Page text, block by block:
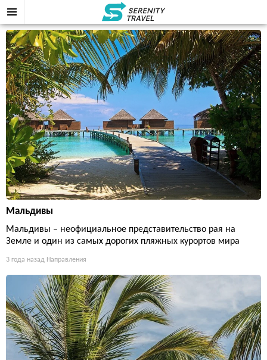
Мальдивы
Мальдивы – неофициальное представительство рая на
Земле и один из самых дорогих пляжных курортов мира
3 года назад Направления